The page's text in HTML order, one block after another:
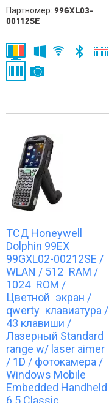
Партномер: 99GXL03-
00112SE
ТСД Honeywell
Dolphin 99EX
99GXL02-00212SE /
WLAN / 512 RAM /
1024 ROM /
Цветной экран /
qwerty клавиатура /
43 клавиши /
Лазерный Standard
range w/ laser aimer
/ 1D / фотокамера /
Windows Mobile
Embedded Handheld
6.5 Сlassic